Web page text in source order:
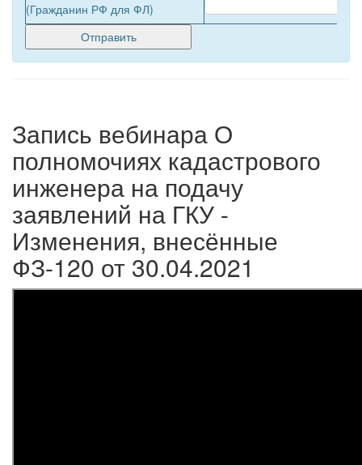
(Гражданин РФ для ФЛ)
Запись вебинара О
полномочиях кадастрового
инженера на подачу
заявлений на ГКУ -
Изменения, внесённые
ФЗ-120 от 30.04.2021